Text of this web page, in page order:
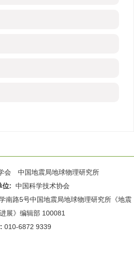
会 中国地震局地球物理研究所
位: 中国科学技术协会
南路5号中国地震局地球物理研究所《地震
展》编辑部 100081
010-6872 9339